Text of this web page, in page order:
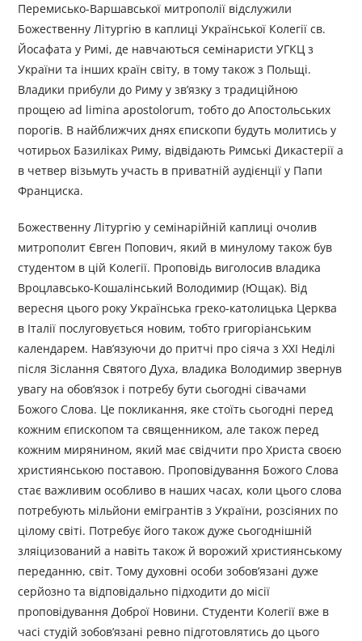
Перемисько-Варшавської митрополії відслужили
Божественну Літургію в каплиці Української Колегії св.
Йосафата у Римі, де навчаються семінаристи УГКЦ з
України та інших країн світу, в тому також з Польщі.
Владики прибули до Риму у зв’язку з традиційною
прощею ad limina apostolorum, тобто до Апостольських
порогів. В найближчих днях єпископи будуть молитись у
чотирьох Базиліках Риму, відвідають Римські Дикастерії а
в четвер візьмуть участь в приватній аудієнції у Папи
Франциска.
Божественну Літургію у семінарійній каплиці очолив
митрополит Євген Попович, який в минулому також був
студентом в цій Колегії. Проповідь виголосив владика
Вроцлавсько-Кошалінський Володимир (Ющак). Від
вересня цього року Українська греко-католицька Церква
в Італії послуговується новим, тобто григоріанським
календарем. Нав’язуючи до притчі про сіяча з ХХІ Неділі
після Зіслання Святого Духа, владика Володимир звернув
увагу на обов’язок і потребу бути сьогодні сівачами
Божого Слова. Це покликання, яке стоїть сьогодні перед
кожним єпископом та священником, але також перед
кожним мирянином, який має свідчити про Христа своєю
християнською поставою. Проповідування Божого Слова
стає важливим особливо в наших часах, коли цього слова
потребують мільйони емігрантів з України, розсіяних по
цілому світі. Потребує його також дуже сьогоднішній
зляіцизований а навіть також й ворожий християнському
переданню, світ. Тому духовні особи зобов’язані дуже
серйозно та відповідально підходити до місії
проповідування Доброї Новини. Студенти Колегії вже в
часі студій зобов’язані ревно підготовлятись до цього